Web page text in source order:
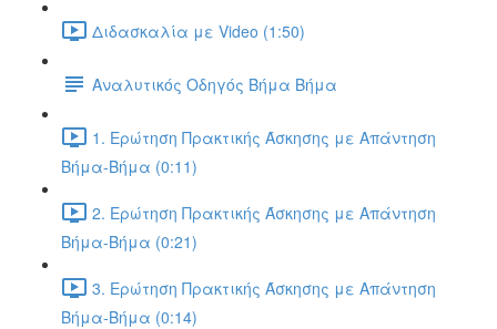
Διδασκαλία με Video (1:50)
Αναλυτικός Οδηγός Βήμα Βήμα
1. Ερώτηση Πρακτικής Άσκησης με Απάντηση
Βήμα-Βήμα (0:11)
2. Ερώτηση Πρακτικής Άσκησης με Απάντηση
Βήμα-Βήμα (0:21)
3. Ερώτηση Πρακτικής Άσκησης με Απάντηση
Βήμα-Βήμα (0:14)